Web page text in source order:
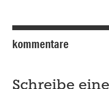
kommentare
Schreibe